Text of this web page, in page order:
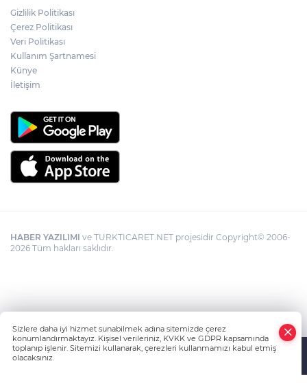
Gizlilik Politikası
Çerez Politikası
Veri Politikası
Kullanım Şartnamesi
Künye
İletişim
HABER YAZILIMI ve TURKTICARET.NET projesidir Copyright© 2006-
2026 Tüm hakları saklıdır.
Sizlere daha iyi hizmet sunabilmek adına sitemizde çerez
konumlandırmaktayız. Kişisel verileriniz, KVKK ve GDPR kapsamında
toplanıp işlenir. Sitemizi kullanarak, çerezleri kullanmamızı kabul etmiş
olacaksınız.